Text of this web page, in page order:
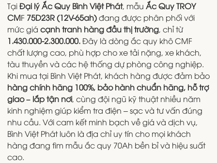
TạiĐại lý Ắc Quy Bình Việt Phát, mẫu Ắc Quy TROY
CMF 75D23R (12V-65ah)đang được phân phối với
mức giá cạnh tranh hàng đầu thị trường, chỉ từ
1.430.000-2.300.000.Đây là dòng ắc quy khô CMF
chất lượng cao, phù hợp cho xe tải nặng, xe khách,
tàu thuyền và các hệ thống dự phòng công nghiệp.
Khi mua tại Bình Việt Phát, khách hàng được đảm bảo
hàng chính hãng 100%, bảo hành chuẩn hãng, hỗ trợ
giao – lắp tận nơi, cùng đội ngũ kỹ thuật nhiều năm
kinh nghiệm giúp kiểm tra điện – sạc và tư vấn đúng
nhu cầu. Với cam kết minh bạch về giá và dịch vụ,
Bình Việt Phát luôn là địa chỉ uy tín cho mọi khách
hàng đang tìm mẫu ắc quy 70Ah bền bỉ và hiệu suất
cao.